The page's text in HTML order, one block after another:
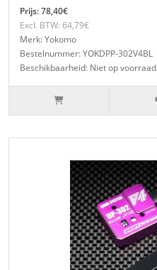
Prijs: 78,40€
Excl. BTW: 64,79€
Merk: Yokomo
Bestelnummer: YOKDPP-302V4BL
Beschikbaarheid: Niet op voorraad